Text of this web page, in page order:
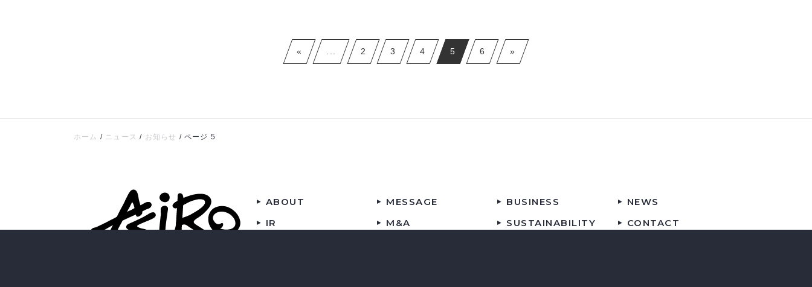
« 2 3 4 5 6 »
ホーム / ニュース / お知らせ /ページ 5
ABOUT MESSAGE BUSINESS
NEWS
IR
M&A SUSTAINABILITY
CONTACT